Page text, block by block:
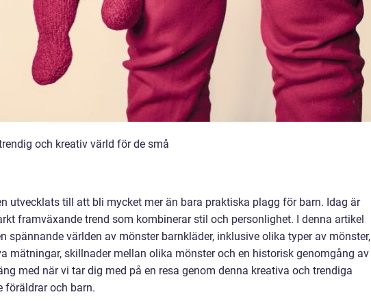
och kreativ värld för de små
utvecklats till att bli mycket mer än bara praktiska plagg för barn. Idag är
framväxande trend som kombinerar stil och personlighet. I denna artikel
spännande världen av mönster barnkläder, inklusive olika typer av mönster,
mätningar, skillnader mellan olika mönster och en historisk genomgång av
med när vi tar dig med på en resa genom denna kreativa och trendiga
föräldrar och barn.